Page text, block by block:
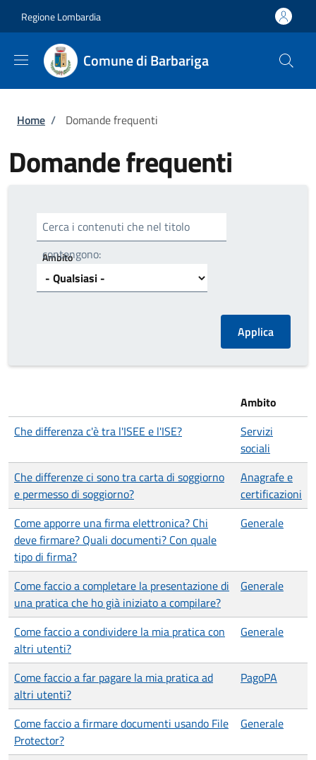
Regione Lombardia
Comune di Barbariga
Briciole di pane
Home / Domande frequenti
Domande frequenti
Cerca i contenuti che nel titolo
contengono:
Ambito
Ambito
Che differenza c'è tra l'ISEE e l'ISE?
Servizi
sociali
Che differenze ci sono tra carta di soggiorno
e permesso di soggiorno?
Anagrafe e
certificazioni
Come apporre una firma elettronica? Chi
deve firmare? Quali documenti? Con quale
tipo di firma?
Generale
Come faccio a completare la presentazione di
una pratica che ho già iniziato a compilare?
Generale
Come faccio a condividere la mia pratica con
altri utenti?
Generale
Come faccio a far pagare la mia pratica ad
altri utenti?
PagoPA
Come faccio a firmare documenti usando File
Protector?
Generale